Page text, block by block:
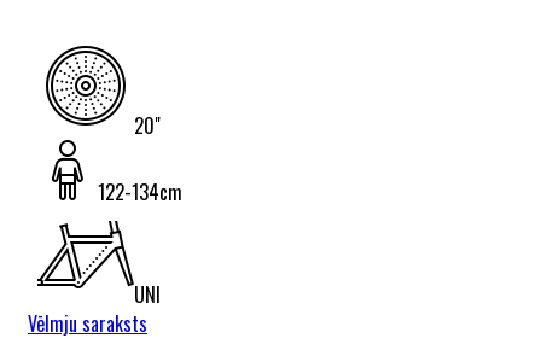
20"
122-134cm
UNI
Vēlmju saraksts